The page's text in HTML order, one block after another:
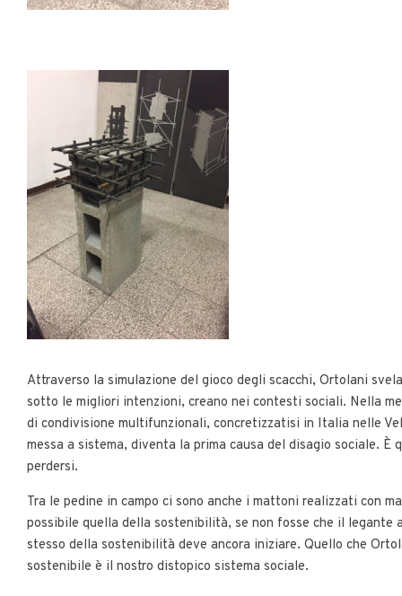
Attraverso la simulazione del gioco degli scacchi, Ortolani
sotto le migliori intenzioni, creano nei contesti sociali. Nella
di condivisione multifunzionali, concretizzatisi in Italia nelle
messa a sistema, diventa la prima causa del disagio sociale.
perdersi.
Tra le pedine in campo ci sono anche i mattoni realizzati con
possibile quella della sostenibilità, se non fosse che il
stesso della sostenibilità deve ancora iniziare. Quello che
sostenibile è il nostro distopico sistema sociale.